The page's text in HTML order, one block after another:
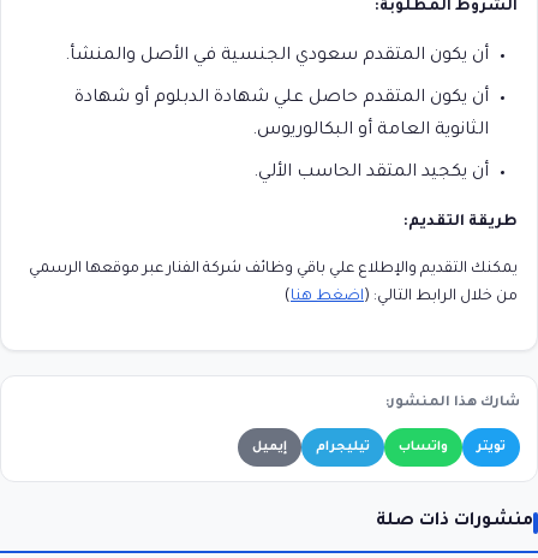
الشروط المطلوبة:
أن يكون المتقدم سعودي الجنسية في الأصل والمنشأ.
أن يكون المتقدم حاصل علي شهادة الدبلوم أو شهادة
الثانوية العامة أو البكالوريوس.
أن يكجيد المتقد الحاسب الألي.
طريقة التقديم:
يمكنك التقديم والإطلاع علي باقي وظائف شركة الفنار عبر موقعها الرسمي
من خلال الرابط التالي: (اضغط هنا)
شارك هذا المنشور:
تويتر واتساب تيليجرام إيميل
منشورات ذات صلة